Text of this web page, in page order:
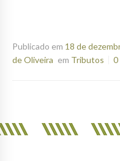
Publicado em 18 de
de Oliveira em Tributos 0